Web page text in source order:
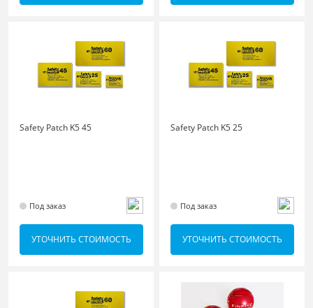
Safety Patch K5 45
Под заказ
УТОЧНИТЬ СТОИМОСТЬ
Safety Patch K5 25
Под заказ
УТОЧНИТЬ СТОИМОСТЬ